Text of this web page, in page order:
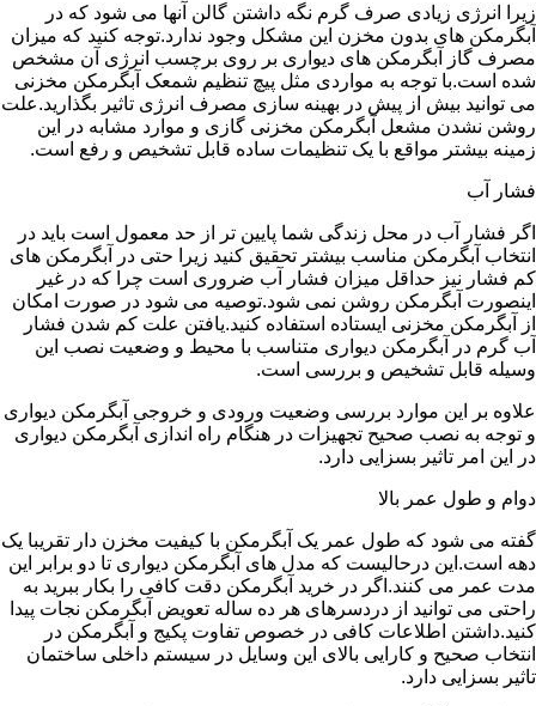
زیرا انرژی زیادی صرف گرم نگه داشتن گالن آنها می شود که در
آبگرمکن های بدون مخزن این مشکل وجود ندارد.توجه کنید که میزان
مصرف گاز آبگرمکن های دیواری بر روی برچسب انرژی آن مشخص
شده است.با توجه به مواردی مثل پیچ تنظیم شمعک آبگرمکن مخزنی
می توانید بیش از پیش در بهینه سازی مصرف انرژی تاثیر بگذارید.علت
روشن نشدن مشعل آبگرمکن مخزنی گازی و موارد مشابه در این
زمینه بیشتر مواقع با یک تنظیمات ساده قابل تشخیص و رفع است.
فشار آب
اگر فشار آب در محل زندگی شما پایین تر از حد معمول است باید در
انتخاب آبگرمکن مناسب بیشتر تحقیق کنید زیرا حتی در آبگرمکن های
کم فشار نیز حداقل میزان فشار آب ضروری است چرا که در غیر
اینصورت آبگرمکن روشن نمی شود.توصیه می شود در صورت امکان
از آبگرمکن مخزنی ایستاده استفاده کنید.یافتن علت کم شدن فشار
آب گرم در آبگرمکن دیواری متناسب با محیط و وضعیت نصب این
وسیله قابل تشخیص و بررسی است.
علاوه بر این موارد بررسی وضعیت ورودی و خروجی آبگرمکن دیواری
و توجه به نصب صحیح تجهیزات در هنگام راه اندازی آبگرمکن دیواری
در این امر تاثیر بسزایی دارد.
دوام و طول عمر بالا
گفته می شود که طول عمر یک آبگرمکن با کیفیت مخزن دار تقریبا یک
دهه است.این درحالیست که مدل های آبگرمکن دیواری تا دو برابر این
مدت عمر می کنند.اگر در خرید آبگرمکن دقت کافی را بکار ببرید به
راحتی می توانید از دردسرهای هر ده ساله تعویض آبگرمکن نجات پیدا
کنید.داشتن اطلاعات کافی در خصوص تفاوت پکیج و آبگرمکن در
انتخاب صحیح و کارایی بالای این وسایل در سیستم داخلی ساختمان
تاثیر بسزایی دارد.